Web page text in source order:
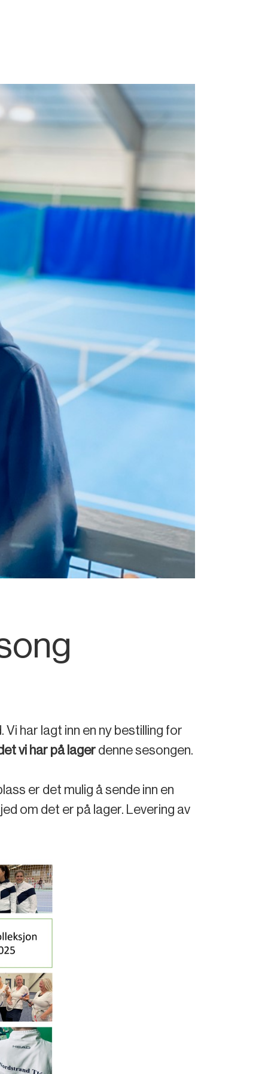
har lagt inn en ny bestilling for
vi har på lager denne sesongen.
er det mulig å sende inn en
om det er på lager. Levering av